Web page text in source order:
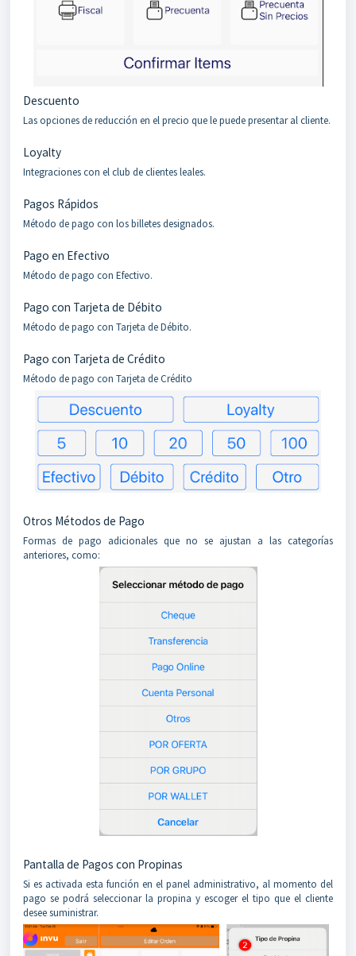
Descuento
Las opciones de reducción en el precio que le puede presentar al cliente.
Loyalty
Integraciones con el club de clientes leales.
Pagos Rápidos
Método de pago con los billetes designados.
Pago en Efectivo
Método de pago con Efectivo.
Pago con Tarjeta de Débito
Método de pago con Tarjeta de Débito.
Pago con Tarjeta de Crédito
Método de pago con Tarjeta de Crédito
Otros Métodos de Pago
Formas de pago adicionales que no se ajustan a las categorías
anteriores, como:
Pantalla de Pagos con Propinas
Si es activada esta función en el panel administrativo, al momento del
pago se podrá seleccionar la propina y escoger el tipo que el cliente
desee suministrar.